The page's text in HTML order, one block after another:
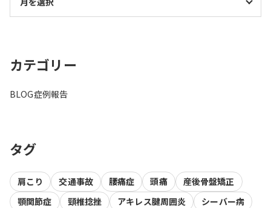
カテゴリー
BLOG症例報告
タグ
肩こり 交通事故 腰痛症 頭痛
産後骨盤矯正
顎関節症
頸椎捻挫 アキレス腱周囲炎
シーバー病